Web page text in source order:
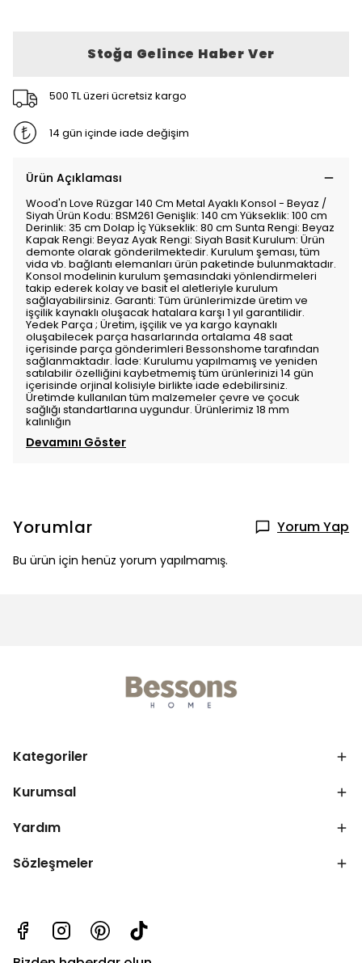
Stoğa Gelince Haber Ver
500 TL üzeri ücretsiz kargo
14 gün içinde iade değişim
Ürün Açıklaması
Wood'n Love Rüzgar 140 Cm Metal Ayaklı Konsol - Beyaz /
Siyah Ürün Kodu: BSM261 Genişlik: 140 cm Yükseklik: 100 cm
Derinlik: 35 cm Dolap İç Yükseklik: 80 cm Sunta Rengi: Beyaz
Kapak Rengi: Beyaz Ayak Rengi: Siyah Basit Kurulum: Ürün
demonte olarak gönderilmektedir. Kurulum şeması, tüm
vida vb. bağlantı elemanları ürün paketinde bulunmaktadır.
Konsol modelinin kurulum şemasındaki yönlendirmeleri
takip ederek kolay ve basit el aletleriyle kurulum
sağlayabilirsiniz. Garanti: Tüm ürünlerimizde üretim ve
işçilik kaynaklı oluşacak hatalara karşı 1 yıl garantilidir.
Yedek Parça ; Üretim, işçilik ve ya kargo kaynaklı
oluşabilecek parça hasarlarında ortalama 48 saat
içerisinde parça gönderimleri Bessonshome tarafından
sağlanmaktadır. İade: Kurulumu yapılmamış ve yeniden
satılabilir özelliğini kaybetmemiş tüm ürünlerinizi 14 gün
içerisinde orjinal kolisiyle birlikte iade edebilirsiniz.
Üretimde kullanılan tüm malzemeler çevre ve çocuk
sağlığı standartlarına uygundur. Ürünlerimiz 18 mm
kalınlığın
Devamını Göster
Yorumlar Yorum Yap
Bu ürün için henüz yorum yapılmamış.
Kategoriler
Kurumsal
Yardım
Sözleşmeler